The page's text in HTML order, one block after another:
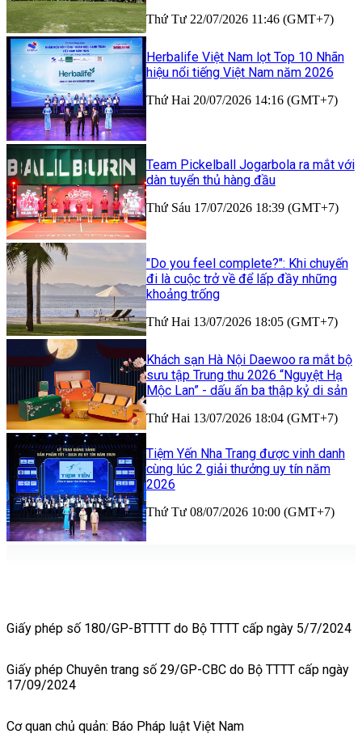
Thứ Tư 22/07/2026 11:46 (GMT+7)
Herbalife Việt Nam lọt Top 10 Nhãn
hiệu nổi tiếng Việt Nam năm 2026
Thứ Hai 20/07/2026 14:16 (GMT+7)
Team Pickelball Jogarbola ra mắt với
dàn tuyển thủ hàng đầu
Thứ Sáu 17/07/2026 18:39 (GMT+7)
"Do you feel complete?": Khi chuyến
đi là cuộc trở về để lấp đầy những
khoảng trống
Thứ Hai 13/07/2026 18:05 (GMT+7)
Khách sạn Hà Nội Daewoo ra mắt bộ
sưu tập Trung thu 2026 “Nguyệt Hạ
Mộc Lan” - dấu ấn ba thập kỷ di sản
Thứ Hai 13/07/2026 18:04 (GMT+7)
Tiệm Yến Nha Trang được vinh danh
cùng lúc 2 giải thưởng uy tín năm
2026
Thứ Tư 08/07/2026 10:00 (GMT+7)
Giấy phép số 180/GP-BTTTT do Bộ TTTT cấp ngày 5/7/2024
Giấy phép Chuyên trang số 29/GP-CBC do Bộ TTTT cấp ngày
17/09/2024
Cơ quan chủ quản: Báo Pháp luật Việt Nam